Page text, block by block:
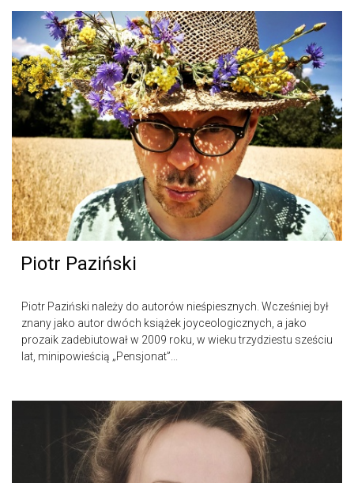
Piotr Paziński
Piotr Paziński należy do autorów nieśpiesznych. Wcześniej był
znany jako autor dwóch książek joyceologicznych, a jako
prozaik zadebiutował w 2009 roku, w wieku trzydziestu sześciu
lat, minipowieścią „Pensjonat”...